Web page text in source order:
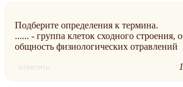
Подберите определения к термина.
...... - группа клеток сходного
общность физиологических отравлений
ответить